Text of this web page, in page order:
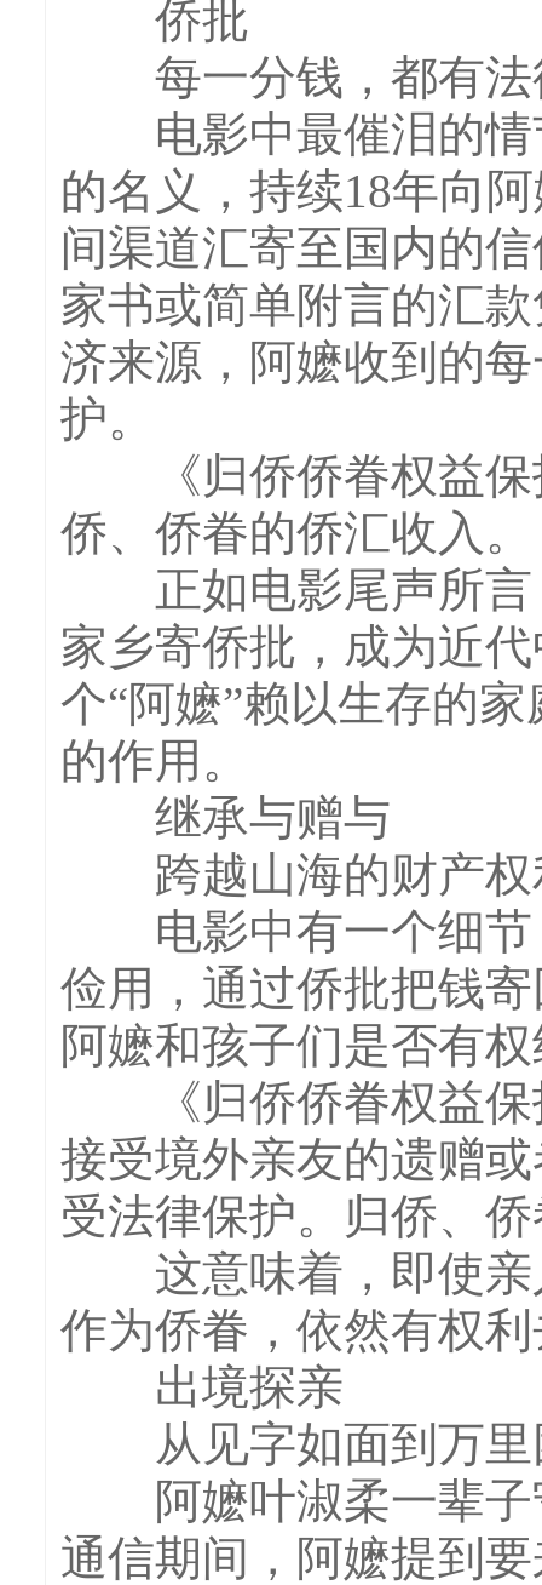
侨批
每一分钱，都有法
电影中最催泪的情
的名义，持续18年向
间渠道汇寄至国内的
家书或简单附言的汇
济来源，阿嬷收到的
护。
《归侨侨眷权益保
侨、侨眷的侨汇收入。
正如电影尾声所言
家乡寄侨批，成为近
个“阿嬷”赖以生存的
的作用。
继承与赠与
跨越山海的财产权
电影中有一个细节
俭用，通过侨批把钱
阿嬷和孩子们是否有
《归侨侨眷权益保
接受境外亲友的遗赠
受法律保护。归侨、
这意味着，即使亲
作为侨眷，依然有权
出境探亲
从见字如面到万里
阿嬷叶淑柔一辈子
通信期间，阿嬷提到